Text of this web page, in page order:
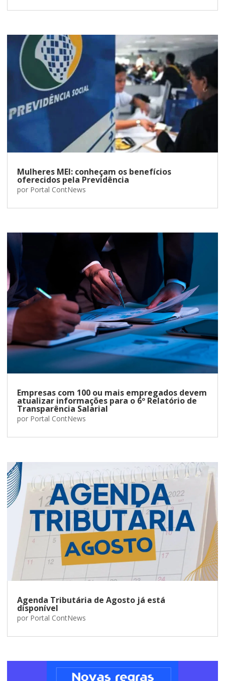
Mulheres MEI: conheçam os benefícios
oferecidos pela Previdência
por Portal ContNews
Empresas com 100 ou mais empregados devem
atualizar informações para o 6º Relatório de
Transparência Salarial
por Portal ContNews
Agenda Tributária de Agosto já está
disponível
por Portal ContNews